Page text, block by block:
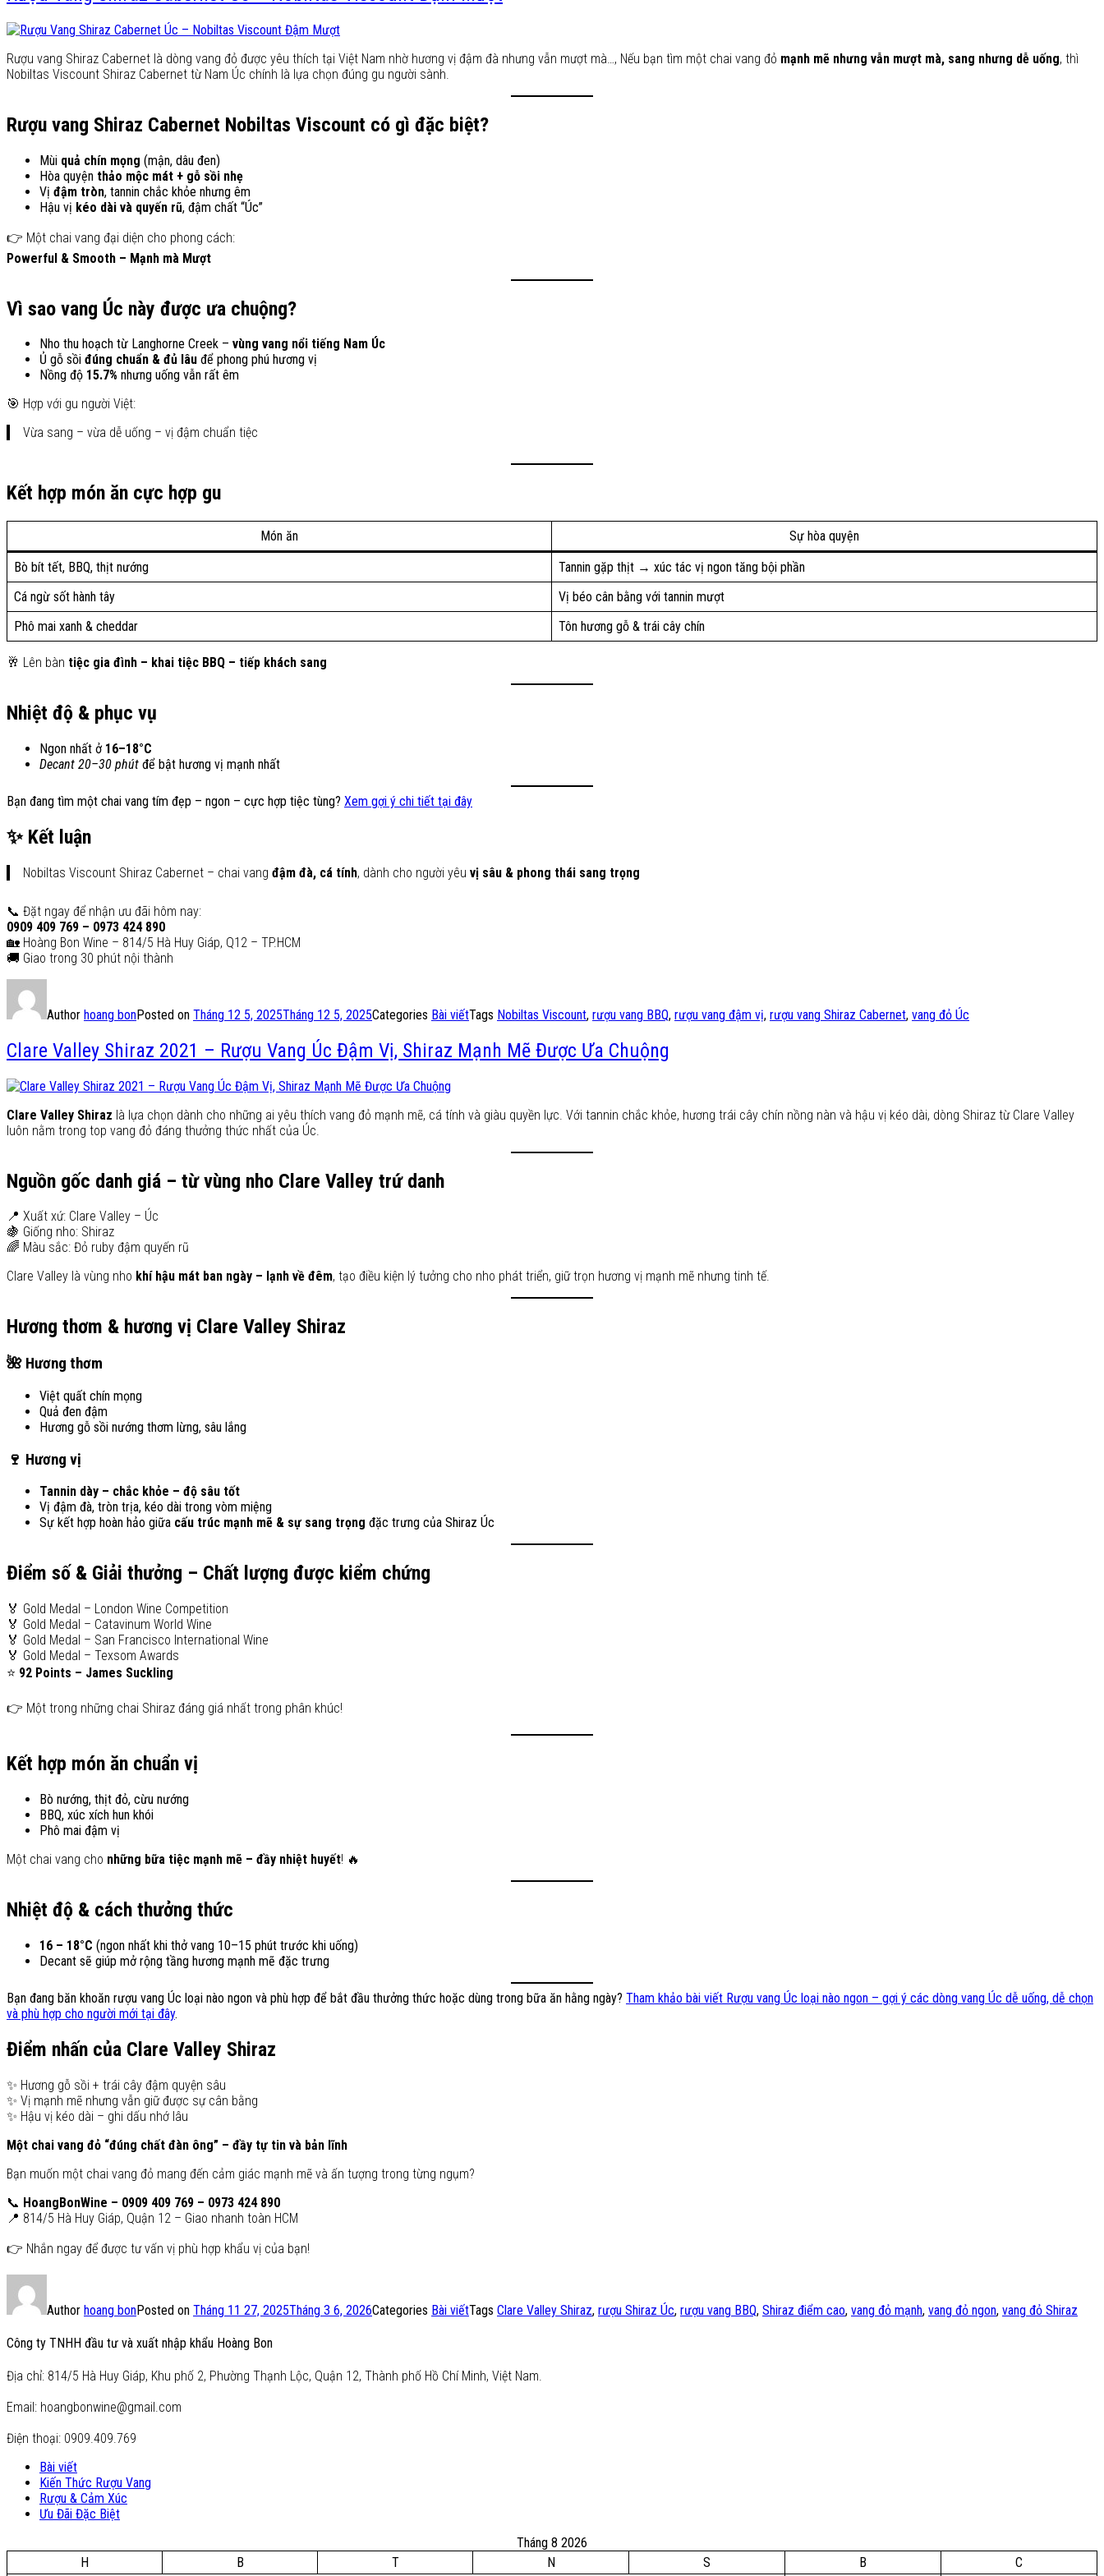
Rượu vang Shiraz Cabernet là dòng vang đỏ được yêu thích tại Việt Nam nhờ hương vị đậm đà nhưng vẫn mượt mà…, Nếu bạn tìm một chai vang đỏ mạnh mẽ nhưng vẫn mượt mà, sang nhưng dễ uống, thì
Nobiltas Viscount Shiraz Cabernet từ Nam Úc chính là lựa chọn đúng gu người sành.
Rượu vang Shiraz Cabernet Nobiltas Viscount có gì đặc biệt?
Mùi quả chín mọng (mận, dâu đen)
Hòa quyện thảo mộc mát + gỗ sồi nhẹ
Vị đậm tròn, tannin chắc khỏe nhưng êm
Hậu vị kéo dài và quyến rũ, đậm chất “Úc”
👉 Một chai vang đại diện cho phong cách:
Powerful & Smooth – Mạnh mà Mượt
Vì sao vang Úc này được ưa chuộng?
Nho thu hoạch từ Langhorne Creek – vùng vang nổi tiếng Nam Úc
Ủ gỗ sồi đúng chuẩn & đủ lâu để phong phú hương vị
Nồng độ 15.7% nhưng uống vẫn rất êm
🎯 Hợp với gu người Việt:
Vừa sang – vừa dễ uống – vị đậm chuẩn tiệc
Kết hợp món ăn cực hợp gu
Món ăn
Sự hòa quyện
Bò bít tết, BBQ, thịt nướng
Tannin gặp thịt → xúc tác vị ngon tăng bội phần
Cá ngừ sốt hành tây
Vị béo cân bằng với tannin mượt
Phô mai xanh & cheddar
Tôn hương gỗ & trái cây chín
🥂 Lên bàn tiệc gia đình – khai tiệc BBQ – tiếp khách sang
Nhiệt độ & phục vụ
Ngon nhất ở 16–18°C
Decant 20–30 phút để bật hương vị mạnh nhất
Bạn đang tìm một chai vang tím đẹp – ngon – cực hợp tiệc tùng? Xem gợi ý chi tiết tại đây
✨ Kết luận
Nobiltas Viscount Shiraz Cabernet – chai vang đậm đà, cá tính, dành cho người yêu vị sâu & phong thái sang trọng
📞 Đặt ngay để nhận ưu đãi hôm nay:
0909 409 769 – 0973 424 890
🏡 Hoàng Bon Wine – 814/5 Hà Huy Giáp, Q12 – TP.HCM
🚚 Giao trong 30 phút nội thành
Author hoang bonPosted on Tháng 12 5, 2025Tháng 12 5, 2025Categories Bài viếtTags Nobiltas Viscount, rượu vang BBQ, rượu vang đậm vị, rượu vang Shiraz Cabernet, vang đỏ Úc
Clare Valley Shiraz 2021 – Rượu Vang Úc Đậm Vị, Shiraz Mạnh Mẽ Được Ưa Chuộng
Clare Valley Shiraz là lựa chọn dành cho những ai yêu thích vang đỏ mạnh mẽ, cá tính và giàu quyền lực. Với tannin chắc khỏe, hương trái cây chín nồng nàn và hậu vị kéo dài, dòng Shiraz từ Clare Valley
luôn nằm trong top vang đỏ đáng thưởng thức nhất của Úc.
Nguồn gốc danh giá – từ vùng nho Clare Valley trứ danh
📍 Xuất xứ: Clare Valley – Úc
🍇 Giống nho: Shiraz
🌈 Màu sắc: Đỏ ruby đậm quyến rũ
Clare Valley là vùng nho khí hậu mát ban ngày – lạnh về đêm, tạo điều kiện lý tưởng cho nho phát triển, giữ trọn hương vị mạnh mẽ nhưng tinh tế.
Hương thơm & hương vị Clare Valley Shiraz
🌺 Hương thơm
Việt quất chín mọng
Quả đen đậm
Hương gỗ sồi nướng thơm lừng, sâu lắng
🍷 Hương vị
Tannin dày – chắc khỏe – độ sâu tốt
Vị đậm đà, tròn trịa, kéo dài trong vòm miệng
Sự kết hợp hoàn hảo giữa cấu trúc mạnh mẽ & sự sang trọng đặc trưng của Shiraz Úc
Điểm số & Giải thưởng – Chất lượng được kiểm chứng
🏅 Gold Medal – London Wine Competition
🏅 Gold Medal – Catavinum World Wine
🏅 Gold Medal – San Francisco International Wine
🏅 Gold Medal – Texsom Awards
⭐ 92 Points – James Suckling
👉 Một trong những chai Shiraz đáng giá nhất trong phân khúc!
Kết hợp món ăn chuẩn vị
Bò nướng, thịt đỏ, cừu nướng
BBQ, xúc xích hun khói
Phô mai đậm vị
Một chai vang cho những bữa tiệc mạnh mẽ – đầy nhiệt huyết! 🔥
Nhiệt độ & cách thưởng thức
16 – 18°C (ngon nhất khi thở vang 10–15 phút trước khi uống)
Decant sẽ giúp mở rộng tầng hương mạnh mẽ đặc trưng
Bạn đang băn khoăn rượu vang Úc loại nào ngon và phù hợp để bắt đầu thưởng thức hoặc dùng trong bữa ăn hằng ngày? Tham khảo bài viết Rượu vang Úc loại nào ngon – gợi ý các dòng vang Úc dễ uống, dễ chọn
và phù hợp cho người mới tại đây.
Điểm nhấn của Clare Valley Shiraz
✨ Hương gỗ sồi + trái cây đậm quyện sâu
✨ Vị mạnh mẽ nhưng vẫn giữ được sự cân bằng
✨ Hậu vị kéo dài – ghi dấu nhớ lâu
Một chai vang đỏ “đúng chất đàn ông” – đầy tự tin và bản lĩnh
Bạn muốn một chai vang đỏ mang đến cảm giác mạnh mẽ và ấn tượng trong từng ngụm?
📞 HoangBonWine – 0909 409 769 – 0973 424 890
📍 814/5 Hà Huy Giáp, Quận 12 – Giao nhanh toàn HCM
👉 Nhắn ngay để được tư vấn vị phù hợp khẩu vị của bạn!
Author hoang bonPosted on Tháng 11 27, 2025Tháng 3 6, 2026Categories Bài viếtTags Clare Valley Shiraz, rượu Shiraz Úc, rượu vang BBQ, Shiraz điểm cao, vang đỏ mạnh, vang đỏ ngon, vang đỏ Shiraz
Công ty TNHH đầu tư và xuất nhập khẩu Hoàng Bon
Địa chỉ: 814/5 Hà Huy Giáp, Khu phố 2, Phường Thạnh Lộc, Quận 12, Thành phố Hồ Chí Minh, Việt Nam.
Email: hoangbonwine@gmail.com
Điện thoại: 0909.409.769
Bài viết
Kiến Thức Rượu Vang
Rượu & Cảm Xúc
Ưu Đãi Đặc Biệt
Tháng 8 2026
H
B T N S B C